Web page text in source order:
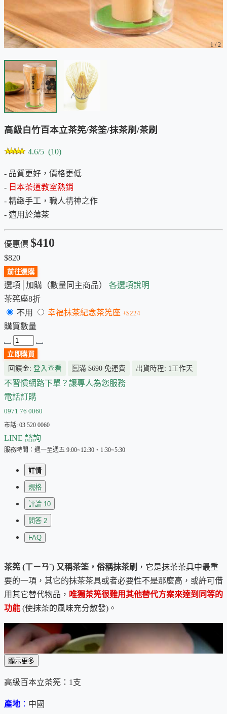
1/2
高級白竹百本立茶筅/茶筌/抹茶刷/茶刷
4.6/5 (10)
- 品質更好，價格更低
- 日本茶道教室熱銷
- 精緻手工，職人精神之作
- 適用於薄茶
優惠價 $410
$820
前往選購
選項│加購（數量同主商品） 各選項說明
茶筅座8折
不用
幸福抹茶紀念茶筅座 +$224
購買數量
立即購買
回饋金: 登入查看 🈚滿 $690 免運費 出貨時程: 1工作天
不習慣網路下單？讓專人為您服務
電話訂購
0971 76 0060
市話: 03 520 0060
LINE 諮詢
服務時間：週一至週五 9:00~12:30、1:30~5:30
詳情
規格
評論 10
問答 2
FAQ
茶筅 (ㄒㄧㄢˇ) 又稱茶筌，俗稱抹茶刷 ，它是抹茶茶具中最重
要的一項，其它的抹茶茶具或者必要性不是那麼高，或許可借
用其它替代物品， 唯獨茶筅很難用其他替代方案來達到同等的
功能 (使抹茶的風味充分散發)。
顯示更多
高級百本立茶筅：1支
產地 ： 中國